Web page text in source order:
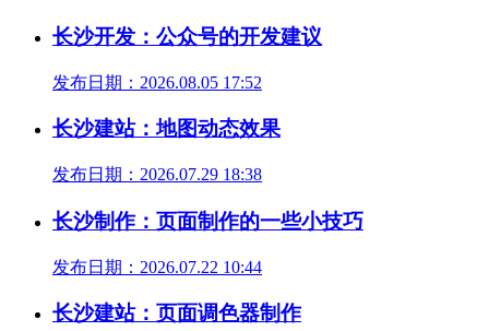
长沙开发：公众号的开发建议
发布日期：2026.08.05 17:52
长沙建站：地图动态效果
发布日期：2026.07.29 18:38
长沙制作：页面制作的一些小技巧
发布日期：2026.07.22 10:44
长沙建站：页面调色器制作